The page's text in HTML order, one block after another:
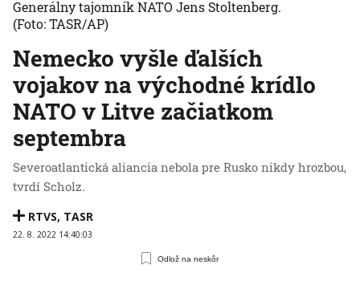
Nemecko vyšle ďalších
vojakov na východné krídlo
NATO v Litve začiatkom
septembra
Severoatlantická aliancia nebola pre Rusko nikdy hrozbou,
tvrdí Scholz.
RTVS, TASR
22. 8. 2022 14:40:03
Odlož na neskôr
Generálny tajomník NATO Jens Stoltenberg.
(Foto: TASR/AP)